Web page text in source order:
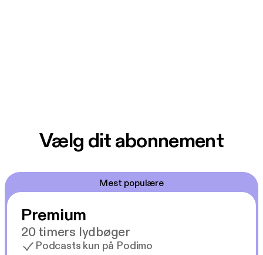
Vælg dit abonnement
Mest populære
Premium
20 timers lydbøger
Podcasts kun på Podimo